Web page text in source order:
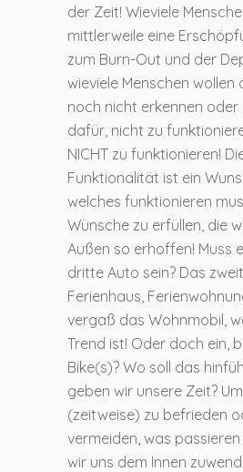
der Zeit! Wieviele
mittlerweile eine
zum Burn-Out und der
wieviele Menschen wollen
noch nicht erkennen oder
dafür, nicht zu
NICHT zu funktionieren!
Funktionalität ist ein
welches funktionieren
Wünsche zu erfüllen, die
Außen so erhoffen! Muss
dritte Auto sein? Das
Ferienhaus,
vergaß das Wohnmobil,
Trend ist! Oder doch ein,
Bike(s)? Wo soll das
geben wir unsere Zeit?
(zeitweise) zu befrieden
vermeiden, was
wir uns dem Innen